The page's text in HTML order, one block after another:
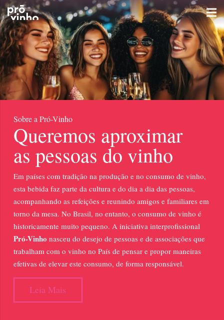
Pró-Vinho inicia campanha publicitária
4 de dezembro de 2024 Nenhum comentário
Sobre a Pró-Vinho
Queremos aproximar
as pessoas do vinho
Em países com tradição na produção e no consumo de vinho,
esta bebida faz parte da cultura e do dia a dia das pessoas,
acompanhando as refeições e reunindo amigos e familiares em
torno da mesa. No Brasil, no entanto, o consumo de vinho é
historicamente muito pequeno. A iniciativa interprofissional
Pró-Vinho nasceu do desejo de pessoas e de associações que
trabalham com o vinho no País de pensar e propor maneiras
efetivas de elevar este consumo, de forma responsável.
Leia Mais